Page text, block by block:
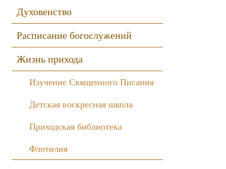
Духовенство
Расписание богослужений
Жизнь прихода
Изучение Священного Писания
Детская воскресная школа
Приходская библиотека
Флотилия